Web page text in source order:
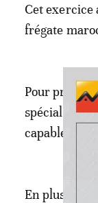
Cet exercice
frégate
Pour
capables de
En plus de